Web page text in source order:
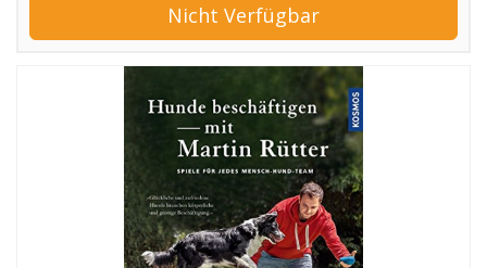
Nicht Verfügbar